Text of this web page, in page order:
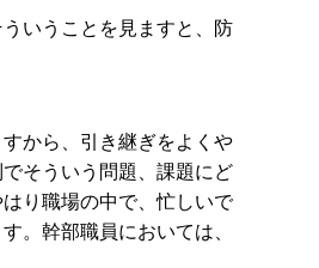
いうことを見ますと、防
から、引き継ぎをよくや
そういう問題、課題にど
り職場の中で、忙しいで
。幹部職員においては、